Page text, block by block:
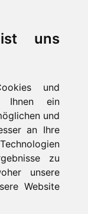
uns
und
Ihnen ein
und
an Ihre
zu
unsere
Website